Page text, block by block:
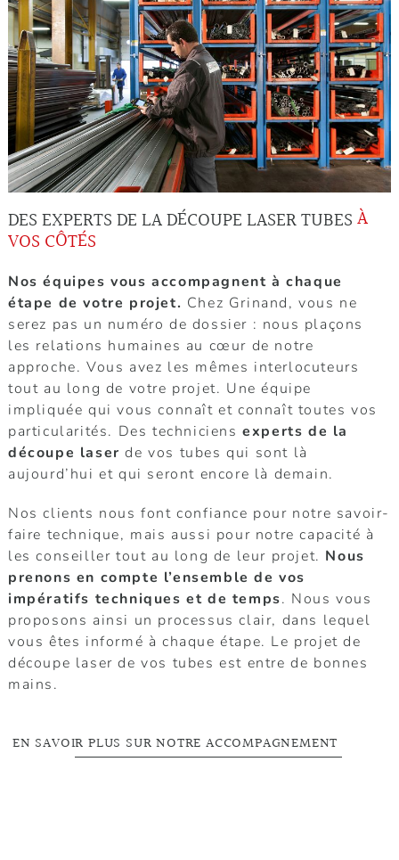
DES EXPERTS DE LA DÉCOUPE LASER TUBESÀ
VOS CÔTÉS
Nos équipes vous accompagnent à chaque
étape de votre projet. Chez Grinand, vous ne
serez pas un numéro de dossier : nous plaçons
les relations humaines au cœur de notre
approche. Vous avez les mêmes interlocuteurs
tout au long de votre projet. Une équipe
impliquée qui vous connaît et connaît toutes vos
particularités. Des techniciensexperts de la
découpe laser de vos tubes qui sont là
aujourd’hui et qui seront encore là demain.
Nos clients nous font confiance pour notre savoir-
faire technique, mais aussi pour notre capacité à
les conseiller tout au long de leur projet. Nous
prenons en compte l’ensemble de vos
impératifs techniques et de temps. Nous vous
proposons ainsi un processus clair, dans lequel
vous êtes informé à chaque étape. Le projet de
découpe laser de vos tubes est entre de bonnes
mains.
EN SAVOIR PLUS SUR NOTRE ACCOMPAGNEMENT